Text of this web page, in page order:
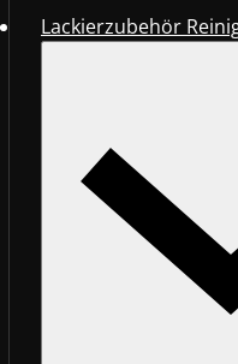
Lackierzubehör